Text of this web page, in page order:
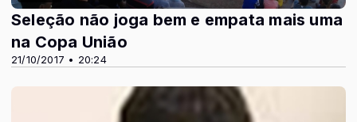
21/10/2017 • 20:24
Seleção não joga bem e empata mais uma
na Copa União